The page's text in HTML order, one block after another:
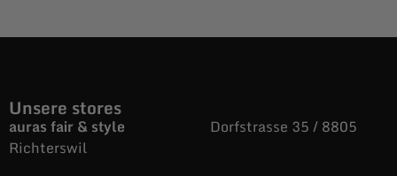
Unsere stores
auras fair & style Dorfstrasse 35 / 8805
Richterswil